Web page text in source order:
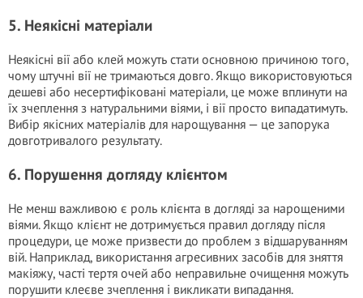
5. Неякісні матеріали
Неякісні вії або клей можуть стати основною причиною того,
чому штучні вії не тримаються довго. Якщо використовуються
дешеві або несертифіковані матеріали, це може вплинути на
їх зчеплення з натуральними віями, і вії просто випадатимуть.
Вибір якісних матеріалів для нарощування — це запорука
довготривалого результату.
6. Порушення догляду клієнтом
Не менш важливою є роль клієнта в догляді за нарощеними
віями. Якщо клієнт не дотримується правил догляду після
процедури, це може призвести до проблем з відшаруванням
вій. Наприклад, використання агресивних засобів для зняття
макіяжу, часті тертя очей або неправильне очищення можуть
порушити клеєве зчеплення і викликати випадання.